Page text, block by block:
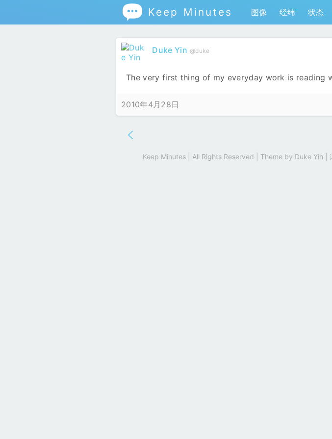
 Keep Minutes 图像 经纬 状态
Duke Yin @duke
The very first thing of my everyday work is reading
2010年4月28日
Keep Minutes | All Rights Reserved | Theme by Duke Yin